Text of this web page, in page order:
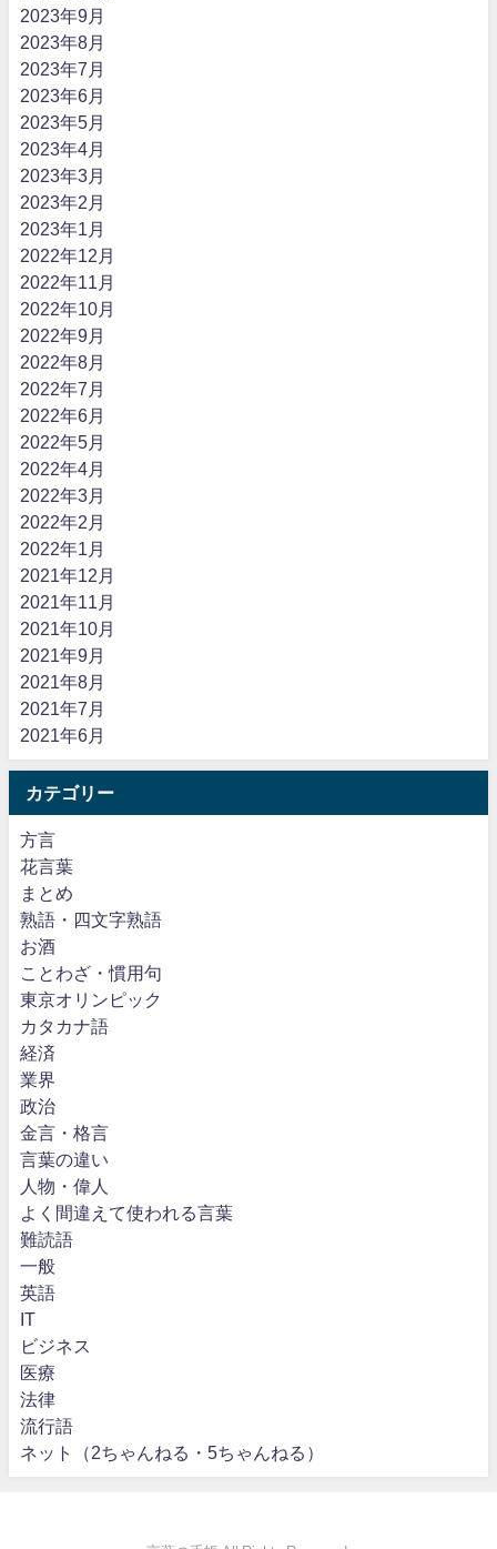
2023年9月
2023年8月
2023年7月
2023年6月
2023年5月
2023年4月
2023年3月
2023年2月
2023年1月
2022年12月
2022年11月
2022年10月
2022年9月
2022年8月
2022年7月
2022年6月
2022年5月
2022年4月
2022年3月
2022年2月
2022年1月
2021年12月
2021年11月
2021年10月
2021年9月
2021年8月
2021年7月
2021年6月
カテゴリー
方言
花言葉
まとめ
熟語・四文字熟語
お酒
ことわざ・慣用句
東京オリンピック
カタカナ語
経済
業界
政治
金言・格言
言葉の違い
人物・偉人
よく間違えて使われる言葉
難読語
一般
英語
IT
ビジネス
医療
法律
流行語
ネット（2ちゃんねる・5ちゃんねる）